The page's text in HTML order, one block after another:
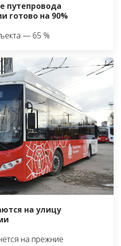
путепровода
готово на 90%
— 65 %
на улицу
на прежние